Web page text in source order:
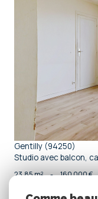
Gentilly (94250)
Studio avec balcon,
23,85 m² - 160 000 €